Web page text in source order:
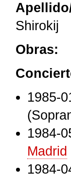
Shirokij
Obras:
1985-
1984-
Madrid
1984-